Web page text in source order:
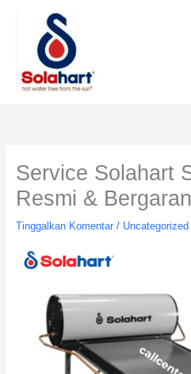
Service Solahart
Resmi &
Tinggalkan Komentar / Uncategorized